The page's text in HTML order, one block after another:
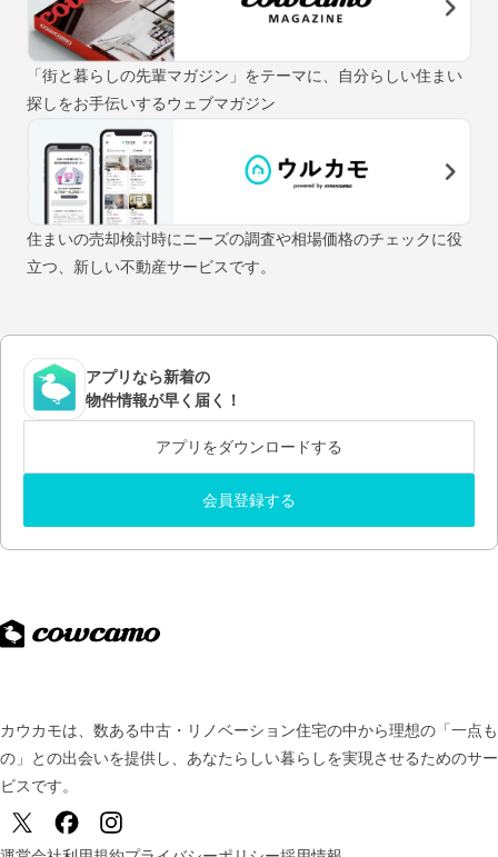
「街と暮らしの先輩マガジン」をテーマに、自分らしい住まい
探しをお手伝いするウェブマガジン
住まいの売却検討時にニーズの調査や相場価格のチェックに役
立つ、新しい不動産サービスです。
アプリなら新着の
物件情報が早く届く！
アプリをダウンロードする
会員登録する
カウカモは、数ある中古・リノベーション住宅の中から理想の「一点も
の」との出会いを提供し、 あなたらしい暮らしを実現させるためのサー
ビスです。